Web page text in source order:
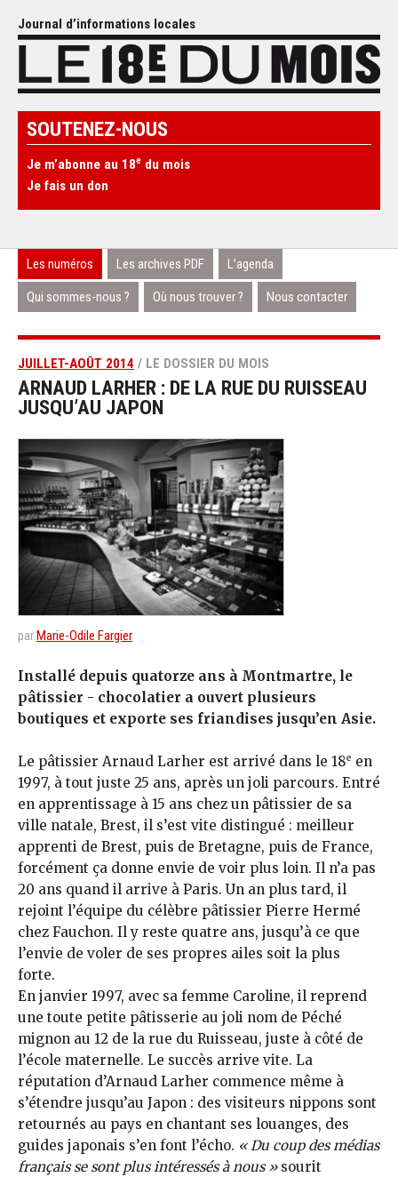
Journal d’informations locales
SOUTENEZ-NOUS
Je m’abonne au 18e du mois
Je fais un don
Les numéros Les archives PDF L’agenda
Qui sommes-nous ? Où nous trouver ? Nous contacter
JUILLET-AOÛT 2014 / LE DOSSIER DU MOIS
ARNAUD LARHER : DE LA RUE DU RUISSEAU
JUSQU’AU JAPON
parMarie-Odile Fargier
Installé depuis quatorze ans à Montmartre, le
pâtissier - chocolatier a ouvert plusieurs
boutiques et exporte ses friandises jusqu’en Asie.
Le pâtissier Arnaud Larher est arrivé dans le 18e en
1997, à tout juste 25 ans, après un joli parcours. Entré
en apprentissage à 15 ans chez un pâtissier de sa
ville natale, Brest, il s’est vite distingué : meilleur
apprenti de Brest, puis de Bretagne, puis de France,
forcément ça donne envie de voir plus loin. Il n’a pas
20 ans quand il arrive à Paris. Un an plus tard, il
rejoint l’équipe du célèbre pâtissier Pierre Hermé
chez Fauchon. Il y reste quatre ans, jusqu’à ce que
l’envie de voler de ses propres ailes soit la plus
forte.
En janvier 1997, avec sa femme Caroline, il reprend
une toute petite pâtisserie au joli nom de Péché
mignon au 12 de la rue du Ruisseau, juste à côté de
l’école maternelle. Le succès arrive vite. La
réputation d’Arnaud Larher commence même à
s’étendre jusqu’au Japon : des visiteurs nippons sont
retournés au pays en chantant ses louanges, des
guides japonais s’en font l’écho. « Du coup des médias
français se sont plus intéressés à nous »sourit